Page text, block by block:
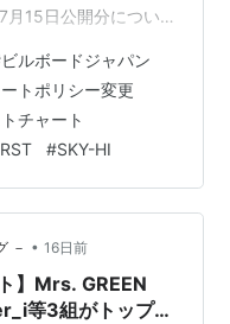
月15日公開分について
せん。 結果的に米ビ
通常より数日遅れて
の前週木曜に発表さ
チャートの英訳記事
れだけ遅れた理由は
ビルボードジャパン
トポリシー変更
チャート
#SKY-HI
－ • 16日前
】Mrs. GREEN
等3組がトップ10